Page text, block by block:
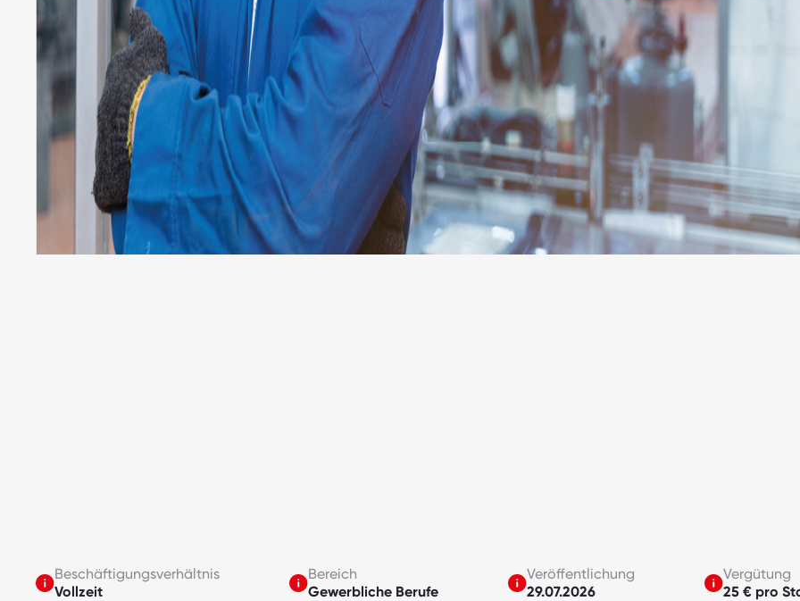
Beschäftigungsverhältnis
Vollzeit
Bereich
Gewerbliche Berufe
Veröffentlichung
29.07.2026
Vergütung
25 € pro